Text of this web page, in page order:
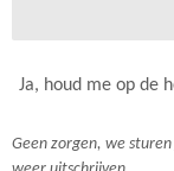
Ja, houd me op de
Geen zorgen, we